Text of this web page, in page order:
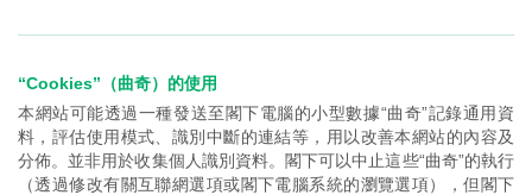
“Cookies”（曲奇）的使用
本網站可能透過一種發送至閣下電腦的小型數據“曲奇”記錄通用資
料，評估使用模式、識別中斷的連結等，用以改善本網站的內容及
分佈。並非用於收集個人識別資料。閣下可以中止這些“曲奇”的執行
（透過修改有關互聯網選項或閣下電腦系統的瀏覽選項），但閣下